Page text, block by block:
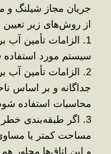
جریان مجاز شیلنگ و
از روش‌های زیر
1.
الزامات تأمین آب
سیستم مورد استفاده
2.
الزامات تأمین
جداگانه و بر اساس
محاسبات استفاده
3.
اگر طبقه‌بندی خطر
مساحت کمتر یا
و این اتاق‌ها مجاور